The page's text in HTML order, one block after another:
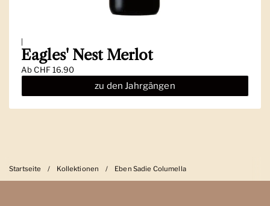
|
Eagles' Nest Merlot
AbCHF 16.90
zu den Jahrgängen
Startseite / Kollektionen / Eben Sadie Columella